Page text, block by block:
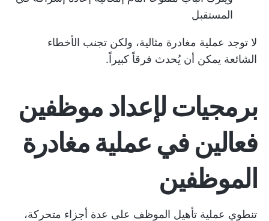
المستقبل
لا توجد عملية مغادرة مثالية، ولكن تجنب الأخطاء
الشائعة يمكن أن يُحدث فرقاً كبيراً.
برمجيات لإعداد موظفين
فعالين في عملية مغادرة
الموظفين
تنطوي عملية تأهيل الموظف على عدة أجزاء متحركة،